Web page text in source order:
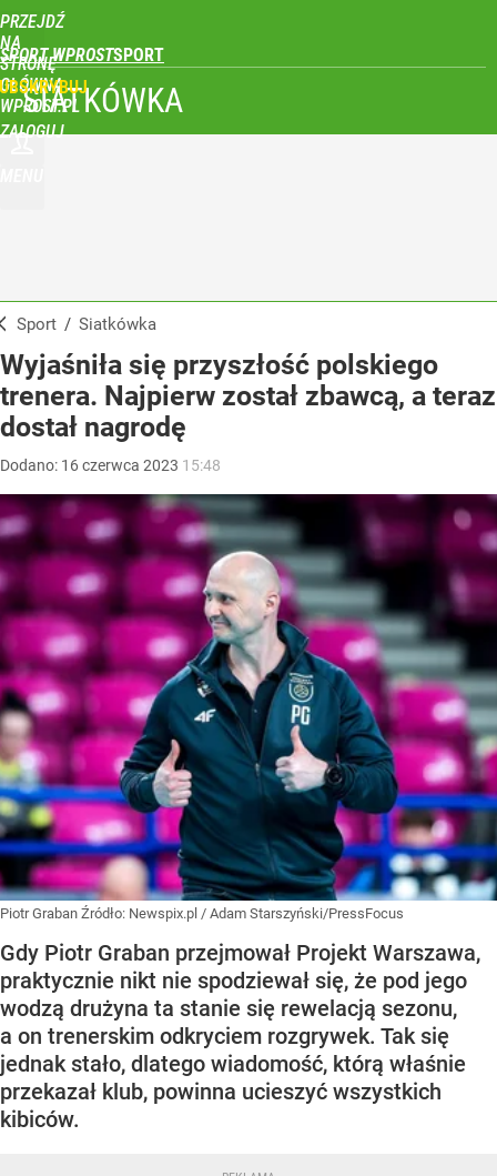
PRZEJDŹ
NA
STRONĘ
GŁÓWNĄ
WPROST.PL
SPORT WPROST
ZALOGUJ
SIATKÓWKA
Sport / Siatkówka
Wyjaśniła się przyszłość polskiego
trenera. Najpierw został zbawcą, a teraz
dostał nagrodę
Dodano: 16czerwca 2023 15:48
Piotr Graban Źródło: Newspix.pl / Adam Starszyński/PressFocus
Gdy Piotr Graban przejmował Projekt Warszawa,
praktycznie nikt nie spodziewał się, że pod jego
wodzą drużyna ta stanie się rewelacją sezonu,
a on trenerskim odkryciem rozgrywek. Tak się
jednak stało, dlatego wiadomość, którą właśnie
przekazał klub, powinna ucieszyć wszystkich
kibiców.